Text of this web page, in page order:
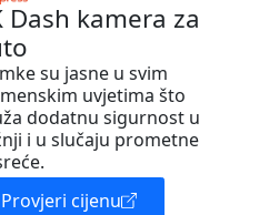
Dash kamera za
su jasne u svim
uvjetima što
dodatnu sigurnost u
i u slučaju prometne
Provjeri cijenu